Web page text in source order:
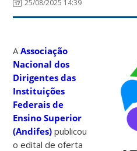
25/08/2025 14:39
AAssociação
Nacional dos
Dirigentes das
Instituições
Federais de
Ensino Superior
(Andifes) publicou
o edital de oferta